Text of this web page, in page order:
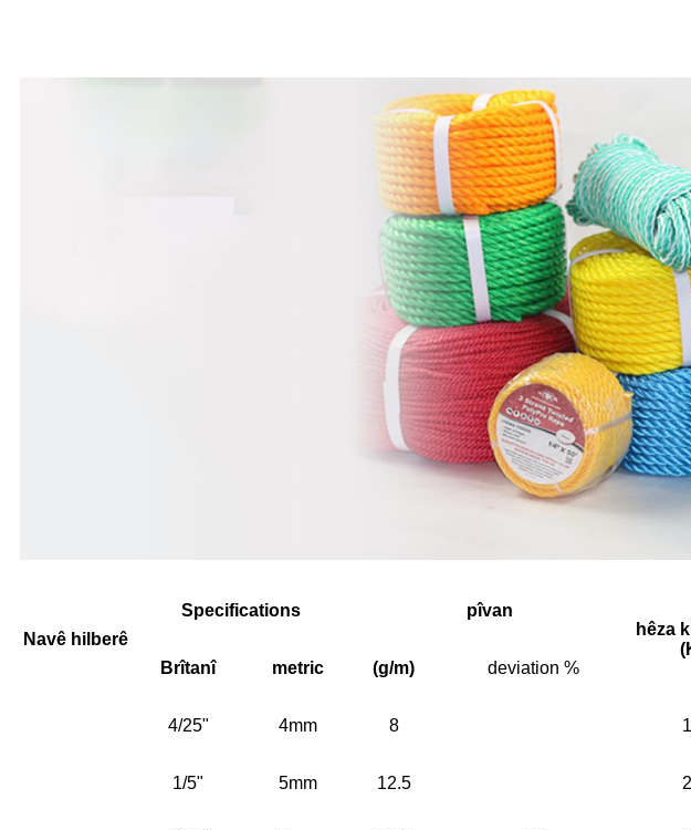
Navê hilberê
Specifications
pîvan
hêza
Brîtanî
metric (g/m) deviation %
4/25" 4mm 8
1/5" 5mm 12.5